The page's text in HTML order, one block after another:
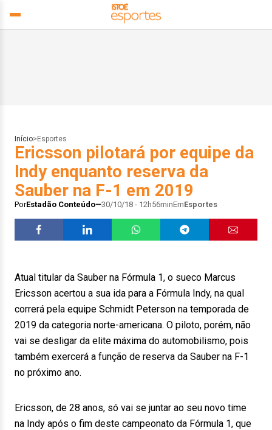
Início> Esportes
Ericsson pilotará por equipe da
Indy enquanto reserva da
Sauber na F-1 em 2019
PorEstadão Conteúdo 30/10/18 - 12h56minEmEsportes
Atual titular da Sauber na Fórmula 1, o sueco Marcus
Ericsson acertou a sua ida para a Fórmula Indy, na qual
correrá pela equipe Schmidt Peterson na temporada de
2019 da categoria norte-americana. O piloto, porém, não
vai se desligar da elite máxima do automobilismo, pois
também exercerá a função de reserva da Sauber na F-1
no próximo ano.
Ericsson, de 28 anos, só vai se juntar ao seu novo time
na Indy após o fim deste campeonato da Fórmula 1, que